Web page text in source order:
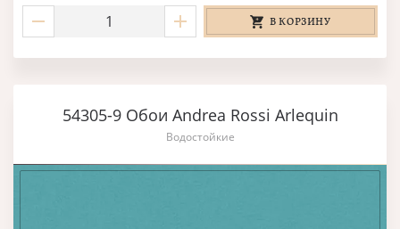
В КОРЗИНУ
54305-9 Обои Andrea Rossi Arlequin
Водостойкие